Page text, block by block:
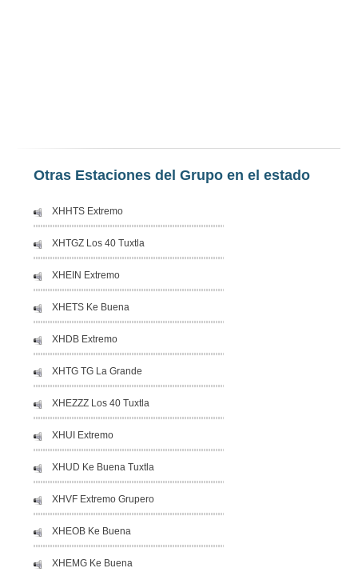
Otras Estaciones del Grupo en el estado
XHHTS Extremo
XHTGZ Los 40 Tuxtla
XHEIN Extremo
XHETS Ke Buena
XHDB Extremo
XHTG TG La Grande
XHEZZZ Los 40 Tuxtla
XHUI Extremo
XHUD Ke Buena Tuxtla
XHVF Extremo Grupero
XHEOB Ke Buena
XHEMG Ke Buena